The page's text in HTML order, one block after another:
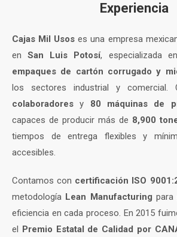
Experiencia
Cajas Mil Usos es una empresa
enSan Luis Potosí, especializada
empaques de cartón corrugado y
los sectores industrial y
colaboradores y 80 máquinas de
capaces de producir más de 8,900
tiempos de entrega flexibles y
accesibles.
Contamos con certificación ISO
metodología Lean Manufacturing para
eficiencia en cada proceso. En 2015
el Premio Estatal de Calidad por